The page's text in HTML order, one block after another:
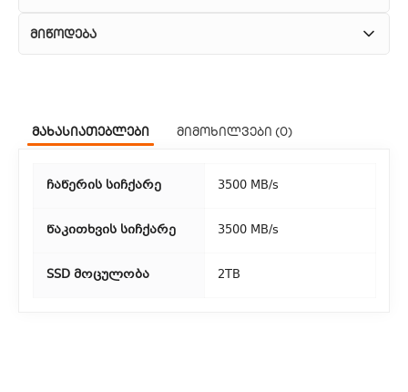
მიწოდება
თბილისის მასშტაბით.
აიღოთ თქვენი შეკვეთა ჩვენი ფილიალიდან.
3. საფოსტო მიწოდება
მახასიათებლები მიმოხილვები (0)
ჩაწერის სიჩქარე 3500 MB/s
წაკითხვის სიჩქარე 3500 MB/s
SSD მოცულობა 2TB